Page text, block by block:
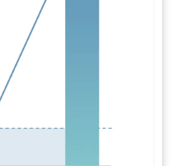
Imagem © Mordor Intelligence. O reuso